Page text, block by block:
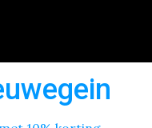
methode in
per m2! Vooral
10% korting op […]